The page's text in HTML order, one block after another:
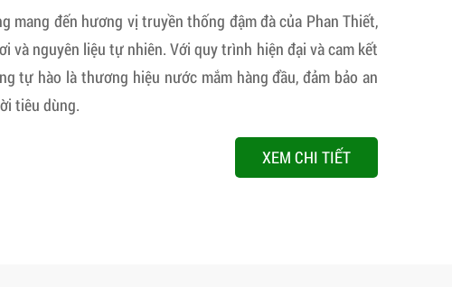
mang đến hương vị truyền thống đậm đà của Phan Thiết,
và nguyên liệu tự nhiên. Với quy trình hiện đại và cam kết
tự hào là thương hiệu nước mắm hàng đầu, đảm bảo an
tiêu dùng.
XEM CHI TIẾT